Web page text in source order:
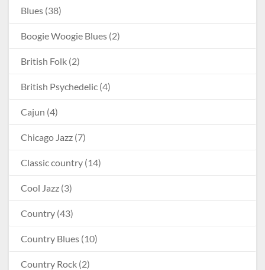
Blues (38)
Boogie Woogie Blues (2)
British Folk (2)
British Psychedelic (4)
Cajun (4)
Chicago Jazz (7)
Classic country (14)
Cool Jazz (3)
Country (43)
Country Blues (10)
Country Rock (2)